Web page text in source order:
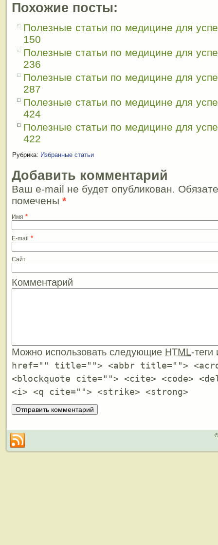
Похожие посты:
Полезные статьи по медицине для
150
Полезные статьи по медицине для
236
Полезные статьи по медицине для
287
Полезные статьи по медицине для
424
Полезные статьи по медицине для
422
Рубрика: Избранные статьи
Добавить комментарий
Ваш e-mail не будет опубликован.
помечены *
Имя *
E-mail *
Сайт
Комментарий
Можно использовать следующие HTML-
href="" title=""> <abbr title="">
<blockquote cite=""> <cite> <code>
<i> <q cite=""> <strike> <strong>